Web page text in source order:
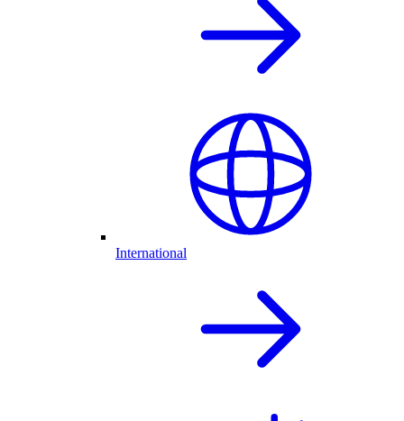
International